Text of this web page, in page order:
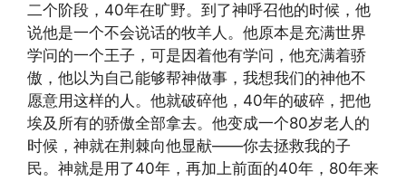
二个阶段，40年在旷野。到了神呼召他的时候，他
说他是一个不会说话的牧羊人。他原本是充满世界
学问的一个王子，可是因着他有学问，他充满着骄
傲，他以为自己能够帮神做事，我想我们的神他不
愿意用这样的人。他就破碎他，40年的破碎，把他
埃及所有的骄傲全部拿去。他变成一个80岁老人的
时候，神就在荆棘向他显献——你去拯救我的子
民。神就是用了40年，再加上前面的40年，80年来